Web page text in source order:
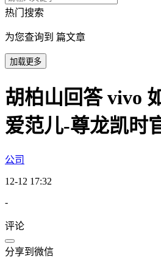
热门搜索
为您查询到 篇文章
加载更多
胡柏山回答 vivo
爱范儿-尊龙凯时
公司
12-12 17:32
-
评论
分享到微信